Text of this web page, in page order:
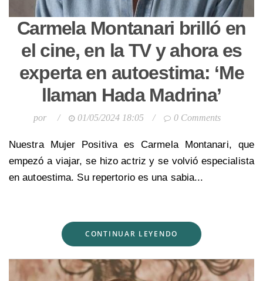
Carmela Montanari brilló en
el cine, en la TV y ahora es
experta en autoestima: ‘Me
llaman Hada Madrina’
por / 01/05/2024 18:05 / 0 Comments
Nuestra Mujer Positiva es Carmela Montanari, que
empezó a viajar, se hizo actriz y se volvió especialista
en autoestima. Su repertorio es una sabia...
CONTINUAR LEYENDO